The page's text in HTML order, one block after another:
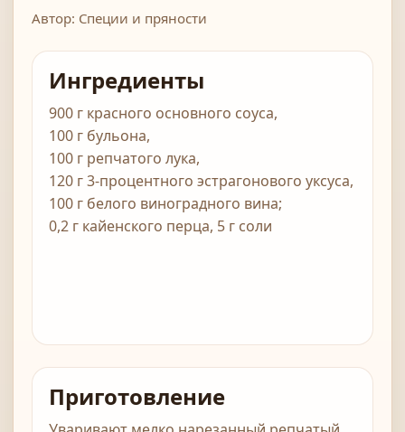
Автор: Специи и пряности
Ингредиенты
900 г красного основного соуса,
100 г бульона,
100 г репчатого лука,
120 г 3-процентного эстрагонового уксуса,
100 г белого виноградного вина;
0,2 г кайенского перца, 5 г соли
Приготовление